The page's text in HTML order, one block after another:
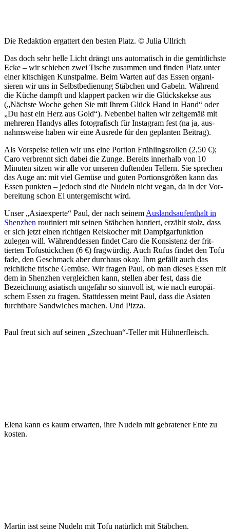
Die Redaktion ergattert den besten Platz. © Julia Ullrich
Das doch sehr helle Licht drängt uns auto­ma­tisch in die gemüt­lichste
Ecke – wir schieben zwei Tische zusammen und finden Platz unter
einer kit­schigen Kunst­palme. Beim Warten auf das Essen orga­ni­
sieren wir uns in Selbst­be­dienung Stäbchen und Gabeln. Während
die Küche dampft und klappert packen wir die Glücks­kekse aus
(„Nächste Woche gehen Sie mit Ihrem Glück Hand in Hand“ oder
„Du hast ein Herz aus Gold“). Nebenbei halten wir zeit­gemäß mit
meh­reren Handys alles foto­gra­fisch für Instagram fest (na ja, aus­
nahms­weise haben wir eine Ausrede für den geplanten Beitrag).
Als Vor­speise teilen wir uns eine Portion Früh­lings­rollen (2,50 €);
Caro ver­brennt sich dabei die Zunge. Bereits innerhalb von 10
Minuten sitzen wir alle vor unseren duf­tenden Tellern. Sie sprechen
das Auge an: mit viel Gemüse und guten Por­ti­ons­größen kann das
Essen punkten – jedoch sind die Nudeln nicht vegan, da in der Vor­
be­reitung schon Ei unter­ge­mischt wird.
Unser „Asia­ex­perte“ Paul, der nach seinem Aus­lands­auf­enthalt in
Shenzhen rou­ti­niert mit seinen Stäbchen han­tiert, erzählt stolz, dass
er sich jetzt einen rich­tigen Reis­kocher mit Dampf­gar­funktion
zulegen will. Wäh­rend­dessen findet Caro die Kon­sistenz der frit­
tierten Tofu­stückchen (6 €) frag­würdig. Auch Rufus findet den Tofu
fade, den Geschmack aber durchaus okay. Ihm gefällt auch das
reich­liche frische Gemüse. Wir fragen Paul, ob man dieses Essen mit
dem in Shenzhen ver­gleichen kann, stellen aber fest, dass die
Bezeichnung asia­tisch ungefähr so sinnvoll ist, wie nach euro­päi­
schem Essen zu fragen. Statt­dessen meint Paul, dass die Asiaten
furchtbare Sand­wiches machen. Und Pizza.
Paul freut sich auf seinen „Szechuan“-Teller mit Hühnerfleisch.
Elena kann es kaum erwarten, ihre Nudeln mit gebra­tener Ente zu
kosten.
Martin isst seine Nudeln mit Tofu natürlich mit Stäbchen.